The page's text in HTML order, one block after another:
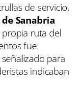
de servicio,
Sanabria
ruta del
fue
para
indicaban